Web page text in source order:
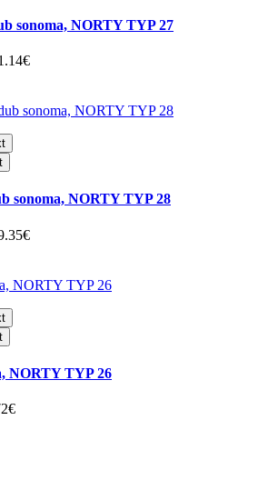
sonoma, NORTY TYP 27
sonoma, NORTY TYP 28
NORTY TYP 26